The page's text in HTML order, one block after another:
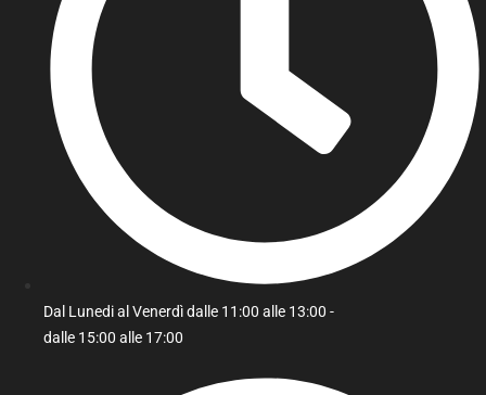
Dal Lunedi al Venerdì dalle 11:00 alle 13:00 -
dalle 15:00 alle 17:00